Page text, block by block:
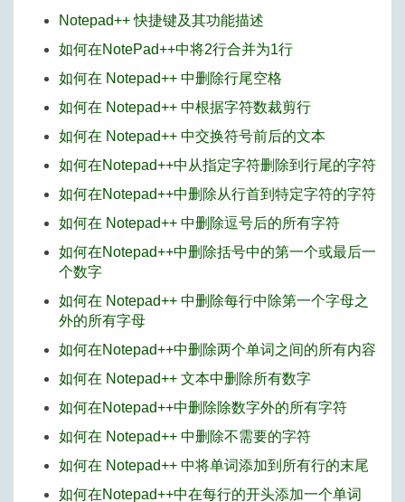
Notepad++ 快捷键及其功能描述
如何在NotePad++中将2行合并为1行
如何在 Notepad++ 中删除行尾空格
如何在 Notepad++ 中根据字符数裁剪行
如何在 Notepad++ 中交换符号前后的文本
如何在Notepad++中从指定字符删除到行尾的字符
如何在Notepad++中删除从行首到特定字符的字符
如何在 Notepad++ 中删除逗号后的所有字符
如何在Notepad++中删除括号中的第一个或最后一
个数字
如何在 Notepad++ 中删除每行中除第一个字母之
外的所有字母
如何在Notepad++中删除两个单词之间的所有内容
如何在 Notepad++ 文本中删除所有数字
如何在Notepad++中删除除数字外的所有字符
如何在 Notepad++ 中删除不需要的字符
如何在 Notepad++ 中将单词添加到所有行的末尾
如何在Notepad++中在每行的开头添加一个单词